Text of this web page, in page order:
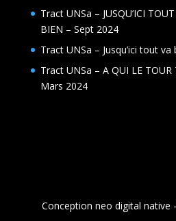
Tract UNSa – JUSQU’ICI
BIEN – Sept 2024
Tract UNSa – Jusqu’ici tout va
Tract UNSa – A QUI LE
Mars 2024
Conception neo digital native